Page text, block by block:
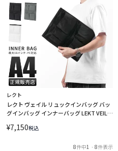
レクト
レクト ヴェイル リュックインバッグ バッ
グインバッグ インナーバッグ LEKT VEIL
¥7,150税込
8件中1 - 8件表示